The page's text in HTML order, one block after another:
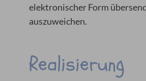
elektronischer Form
auszuweichen.
Realisierung